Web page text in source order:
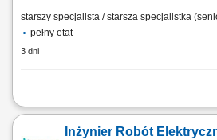
starszy specjalista / starsza specjalistka
pełny etat
3 dni
Dbanie o płynność prac budowlanych
Przygotowywanie odbiorów technicznych
Inżynier Robót